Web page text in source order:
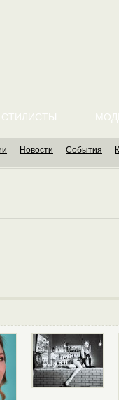
СТИЛИСТЫ
Новости События